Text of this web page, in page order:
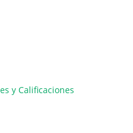
y Calificaciones